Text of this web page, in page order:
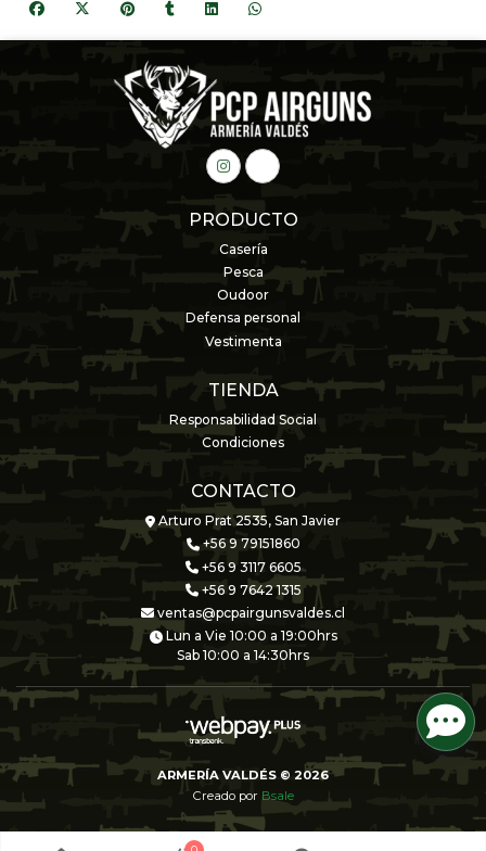
PRODUCTO
Casería
Pesca
Oudoor
Defensa personal
Vestimenta
TIENDA
Responsabilidad Social
Condiciones
CONTACTO
Arturo Prat 2535, San Javier
+56 9 79151860
+56 9 3117 6605
+56 9 7642 1315
ventas@pcpairgunsvaldes.cl
Lun a Vie 10:00 a 19:00hrs
Sab 10:00 a 14:30hrs
ARMERÍA VALDÉS © 2026
Creado por Bsale